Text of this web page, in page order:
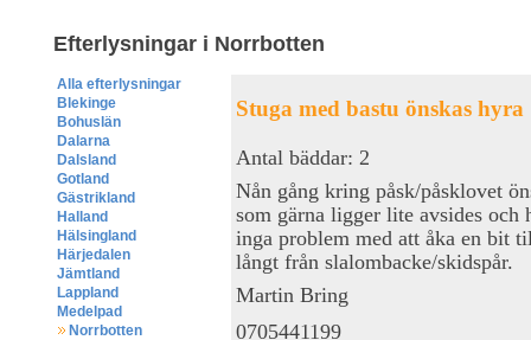
Efterlysningar i Norrbotten
Alla efterlysningar
Blekinge
Bohuslän
Dalarna
Dalsland
Gotland
Gästrikland
Halland
Hälsingland
Härjedalen
Jämtland
Lappland
Medelpad
Norrbotten
Stuga med bastu önskas hyra
Antal bäddar: 2
Nån gång kring påsk/påsklovet
som gärna ligger lite avsides och
inga problem med att åka en bit
långt från slalombacke/skidspår.
Martin Bring
0705441199